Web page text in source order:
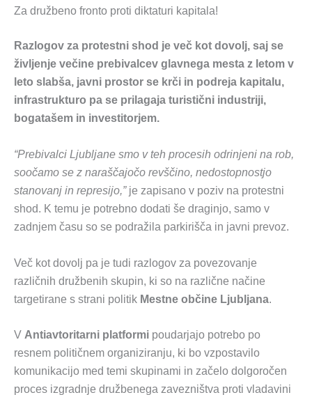
Za družbeno fronto proti diktaturi kapitala!
Razlogov za protestni shod je več kot dovolj, saj se
življenje večine prebivalcev glavnega mesta z letom v
leto slabša, javni prostor se krči in podreja kapitalu,
infrastrukturo pa se prilagaja turistični industriji,
bogatašem in investitorjem.
“Prebivalci Ljubljane smo v teh procesih odrinjeni na rob,
soočamo se z naraščajočo revščino, nedostopnostjo
stanovanj in represijo,” je zapisano v poziv na protestni
shod. K temu je potrebno dodati še draginjo, samo v
zadnjem času so se podražila parkirišča in javni prevoz.
Več kot dovolj pa je tudi razlogov za povezovanje
različnih družbenih skupin, ki so na različne načine
targetirane s strani politik Mestne občine Ljubljana.
V Antiavtoritarni platformi poudarjajo potrebo po
resnem političnem organiziranju, ki bo vzpostavilo
komunikacijo med temi skupinami in začelo dolgoročen
proces izgradnje družbenega zavezništva proti vladavini